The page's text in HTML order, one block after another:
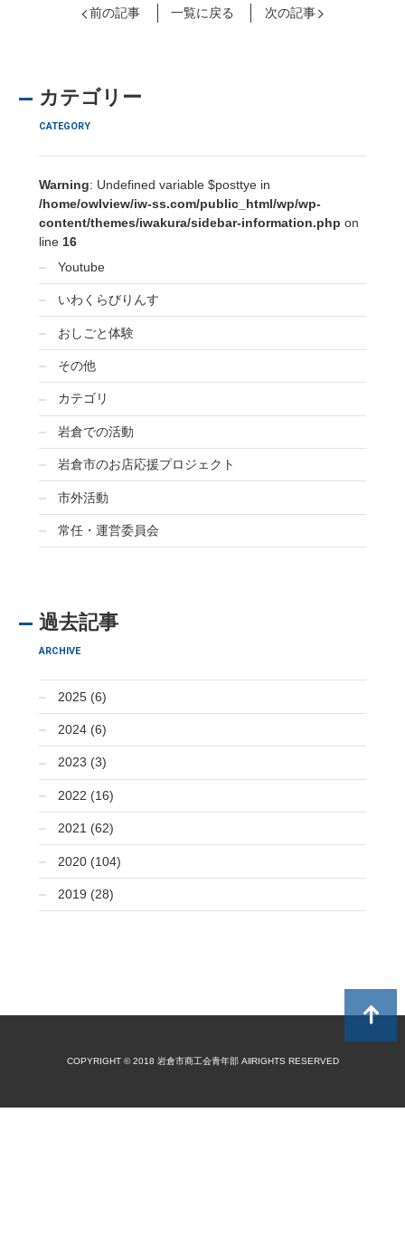
前の記事 一覧に戻る 次の記事
カテゴリー
CATEGORY
Warning: Undefined variable $posttye in
/home/owlview/iw-ss.com/public_html/wp/wp-
content/themes/iwakura/sidebar-information.php on
line 16
Youtube
いわくらびりんす
おしごと体験
その他
カテゴリ
岩倉での活動
岩倉市のお店応援プロジェクト
市外活動
常任・運営委員会
過去記事
ARCHIVE
2025 (6)
2024 (6)
2023 (3)
2022 (16)
2021 (62)
2020 (104)
2019 (28)
COPYRIGHT © 2018 岩倉市商工会青年部 AllRIGHTS RESERVED